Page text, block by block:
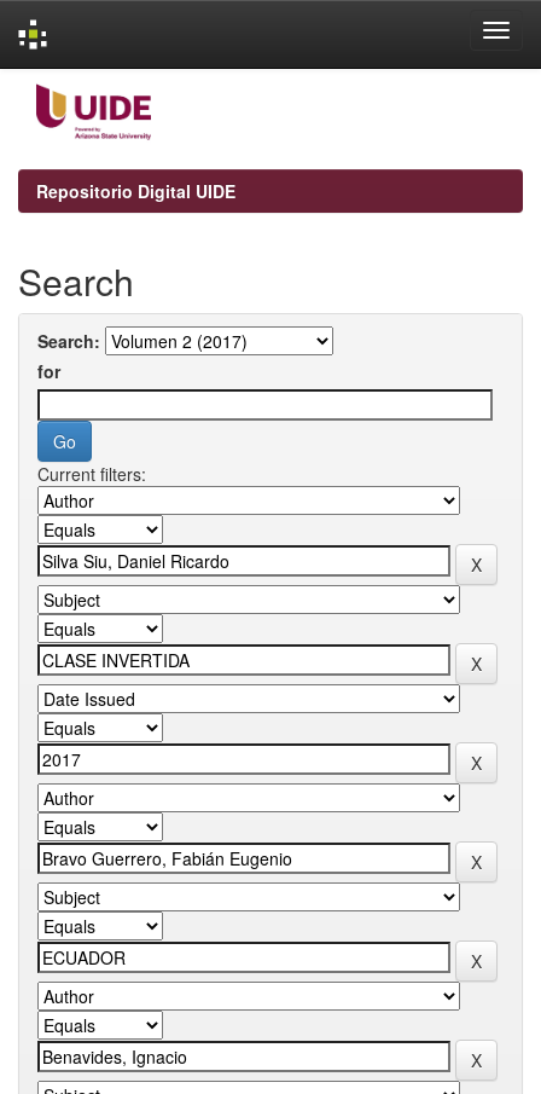
navigation
Repositorio Digital UIDE
Search
Search:
for
Current filters: